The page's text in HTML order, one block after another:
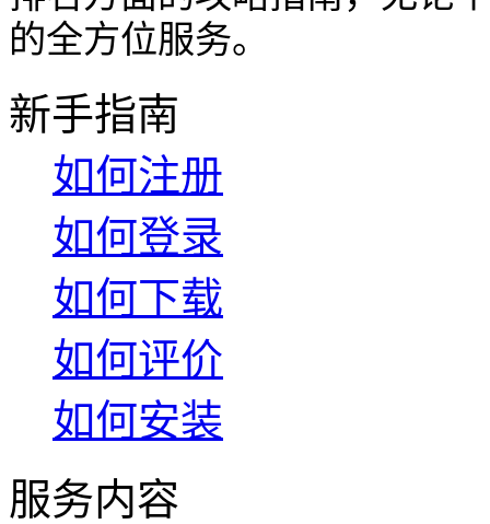
的全方位服务。
新手指南
如何注册
如何登录
如何下载
如何评价
如何安装
服务内容